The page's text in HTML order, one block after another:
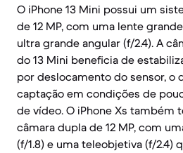
O iPhone 13 Mini possui um
de 12 MP, com uma lente
ultra grande angular (f/2.4). A
do 13 Mini beneficia de
por deslocamento do sensor, o
captação em condições de
de vídeo. O iPhone Xs também
câmara dupla de 12 MP, com
(f/1.8) e uma teleobjetiva (f/2.4)